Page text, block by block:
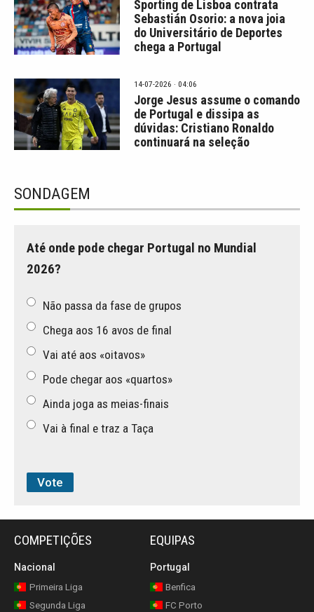
Sporting de Lisboa contrata
Sebastián Osorio: a nova joia
do Universitário de Deportes
chega a Portugal
14-07-2026 · 04:06
Jorge Jesus assume o comando
de Portugal e dissipa as
dúvidas: Cristiano Ronaldo
continuará na seleção
SONDAGEM
Até onde pode chegar Portugal no Mundial
2026?
Não passa da fase de grupos
Chega aos 16 avos de final
Vai até aos «oitavos»
Pode chegar aos «quartos»
Ainda joga as meias-finais
Vai à final e traz a Taça
COMPETIÇÕES
Nacional
Primeira Liga
Segunda Liga
EQUIPAS
Portugal
Benfica
FC Porto